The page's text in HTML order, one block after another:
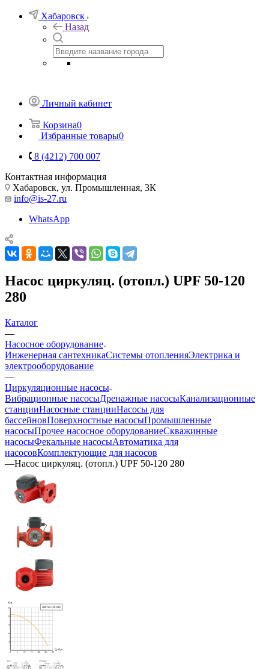
Хабаровск
Назад
Личный кабинет
Корзина0
Избранные товары0
8 (4212) 700 007
Контактная информация
Хабаровск, ул. Промышленная, 3К
info@is-27.ru
WhatsApp
Насос циркуляц. (отопл.) UPF 50-120
280
Каталог
—
Насосное оборудование
Инженерная сантехникаСистемы отопленияЭлектрика и
электрооборудование
—
Циркуляционные насосы
Вибрационные насосыДренажные насосыКанализационные
станцииНасосные станцииНасосы для
бассейновПоверхностные насосыПромышленные
насосыПрочее насосное оборудованиеСкважинные
насосыФекальные насосыАвтоматика для
насосовКомплектующие для насосов
—Насос циркуляц. (отопл.) UPF 50-120 280